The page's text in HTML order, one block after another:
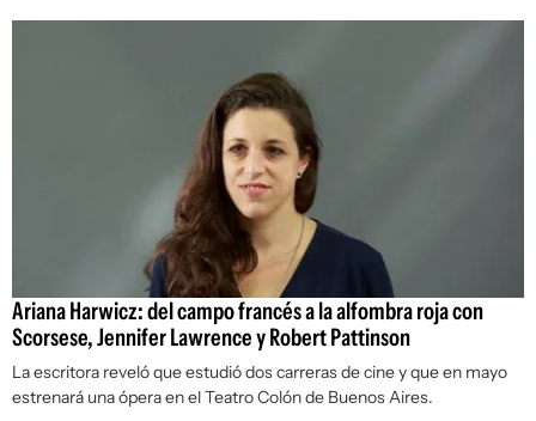
Ariana Harwicz: del campo francés a la alfombra roja con
Scorsese, Jennifer Lawrence y Robert Pattinson
La escritora reveló que estudió dos carreras de cine y que en mayo
estrenará una ópera en el Teatro Colón de Buenos Aires.